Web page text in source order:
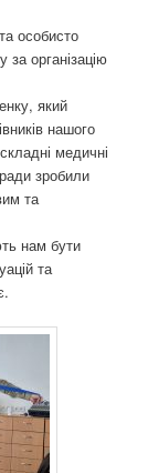
особисто
організацію
який
нашого
медичні
зробили
та
нам бути
та